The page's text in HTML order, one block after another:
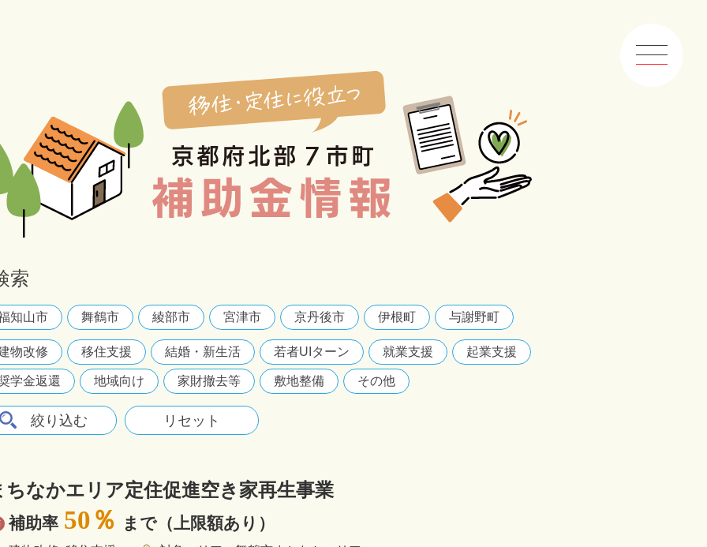
索
知山市 舞鶴市 綾部市 宮津市 京丹後市 伊根町 与謝野町
物改修 移住支援 結婚・新生活 若者UIターン 就業支援 起業支援
学金返還 地域向け 家財撤去等 敷地整備 その他
ちなかエリア定住促進空き家再生事業
補助率 50％ まで（上限額あり）